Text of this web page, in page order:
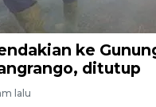
ke
ditutup
lalu